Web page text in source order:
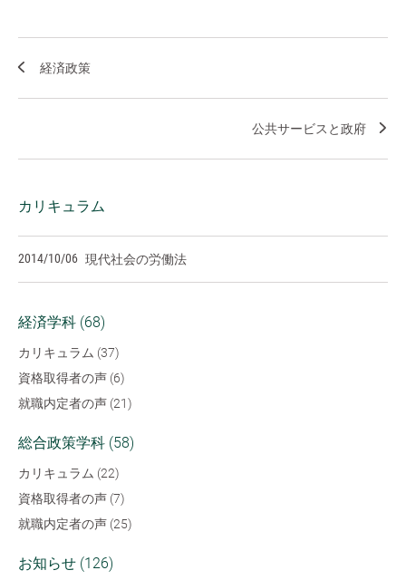
経済政策
公共サービスと政府
カリキュラム
2014/10/06 現代社会の労働法
経済学科 (68)
カリキュラム (37)
資格取得者の声 (6)
就職内定者の声 (21)
総合政策学科 (58)
カリキュラム (22)
資格取得者の声 (7)
就職内定者の声 (25)
お知らせ (126)